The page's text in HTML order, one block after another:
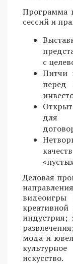
Программа
сессий и
с
Питчи
перед
для
Деловая
индустрия;
мода и
искусство.